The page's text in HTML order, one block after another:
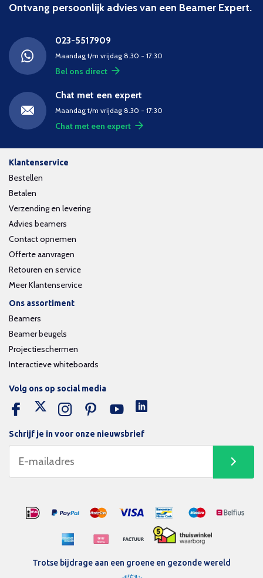
Ontvang persoonlijk advies van een Beamer Expert.
023-5517909
Maandag t/m vrijdag 8.30 - 17:30
Bel ons direct
Chat met een expert
Maandag t/m vrijdag 8.30 - 17:30
Chat met een expert
Klantenservice
Bestellen
Betalen
Verzending en levering
Advies beamers
Contact opnemen
Offerte aanvragen
Retouren en service
Meer Klantenservice
Ons assortiment
Beamers
Beamer beugels
Projectieschermen
Interactieve whiteboards
Schrijf je in voor onze nieuwsbrief
Volg ons op social media
Trotse bijdrage aan een groene en gezonde wereld